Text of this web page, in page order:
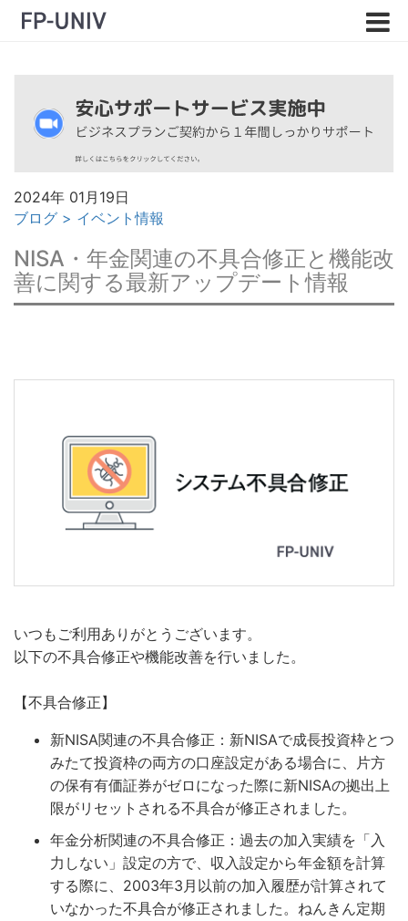
2024年 01月19日
ブログ > イベント情報
NISA・年金関連の不具合修正と機能改
善に関する最新アップデート情報
いつもご利用ありがとうございます。
以下の不具合修正や機能改善を行いました。
【不具合修正】
新NISA関連の不具合修正：新NISAで成長投資枠とつ
みたて投資枠の両方の口座設定がある場合に、片方
の保有有価証券がゼロになった際に新NISAの拠出上
限がリセットされる不具合が修正されました。
年金分析関連の不具合修正：過去の加入実績を「入
力しない」設定の方で、収入設定から年金額を計算
する際に、2003年3月以前の加入履歴が計算されて
いなかった不具合が修正されました。ねんきん定期